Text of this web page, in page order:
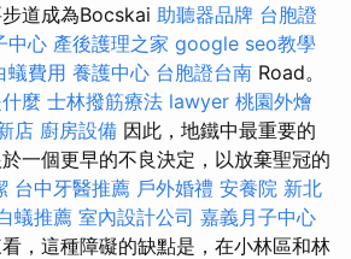
道成為Bocskai 助聽器品牌 台胞證
中心 產後護理之家 google seo教學
蟻費用 養護中心 台胞證台南 Road。
麼 士林撥筋療法 lawyer 桃園外燴
店 廚房設備 因此，地鐵中最重要的
一個更早的不良決定，以放棄聖冠的
台中牙醫推薦 戶外婚禮 安養院 新北
蟻推薦 室內設計公司 嘉義月子中心
，這種障礙的缺點是，在小林區和林